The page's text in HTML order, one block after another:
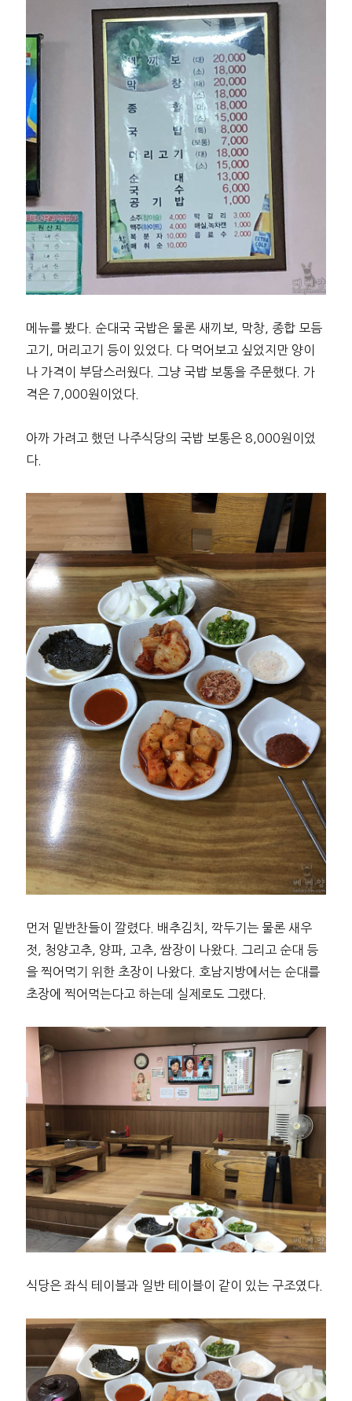
메뉴를 봤다. 순대국 국밥은 물론 새끼보, 막창, 종합 모듬
고기, 머리고기 등이 있었다. 다 먹어보고 싶었지만 양이
나 가격이 부담스러웠다. 그냥 국밥 보통을 주문했다. 가
격은 7,000원이었다.
아까 가려고 했던 나주식당의 국밥 보통은 8,000원이었
다.
먼저 밑반찬들이 깔렸다. 배추김치, 깍두기는 물론 새우
젓, 청양고추, 양파, 고추, 쌈장이 나왔다. 그리고 순대 등
을 찍어먹기 위한 초장이 나왔다. 호남지방에서는 순대를
초장에 찍어먹는다고 하는데 실제로도 그랬다.
식당은 좌식 테이블과 일반 테이블이 같이 있는 구조였다.